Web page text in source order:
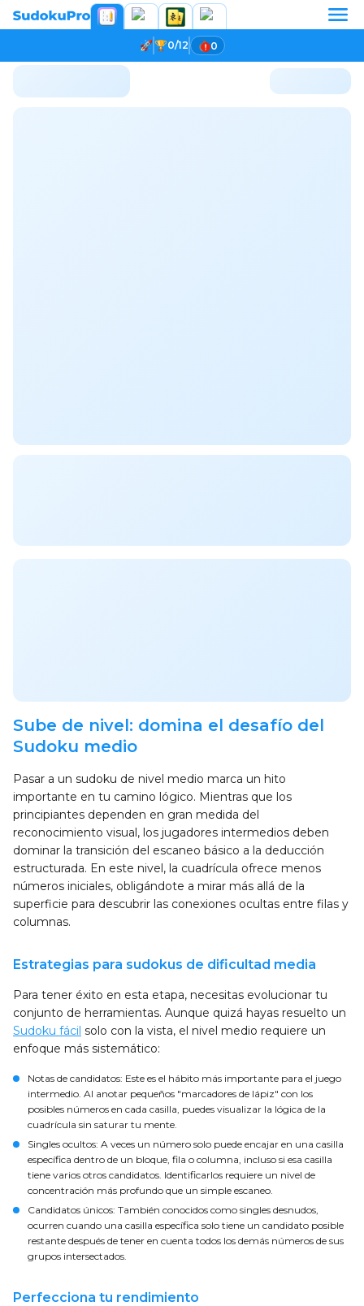
0/12 0
Sube de nivel: domina el desafío del
Sudoku medio
Pasar a un sudoku de nivel medio marca un hito
importante en tu camino lógico. Mientras que los
principiantes dependen en gran medida del
reconocimiento visual, los jugadores intermedios deben
dominar la transición del escaneo básico a la deducción
estructurada. En este nivel, la cuadrícula ofrece menos
números iniciales, obligándote a mirar más allá de la
superficie para descubrir las conexiones ocultas entre filas y
columnas.
Estrategias para sudokus de dificultad media
Para tener éxito en esta etapa, necesitas evolucionar tu
conjunto de herramientas. Aunque quizá hayas resuelto un
Sudoku fácil solo con la vista, el nivel medio requiere un
enfoque más sistemático:
Notas de candidatos: Este es el hábito más importante para el juego
intermedio. Al anotar pequeños "marcadores de lápiz" con los
posibles números en cada casilla, puedes visualizar la lógica de la
cuadrícula sin saturar tu mente.
Singles ocultos: A veces un número solo puede encajar en una casilla
específica dentro de un bloque, fila o columna, incluso si esa casilla
tiene varios otros candidatos. Identificarlos requiere un nivel de
concentración más profundo que un simple escaneo.
Candidatos únicos: También conocidos como singles desnudos,
ocurren cuando una casilla específica solo tiene un candidato posible
restante después de tener en cuenta todos los demás números de sus
grupos intersectados.
Perfecciona tu rendimiento